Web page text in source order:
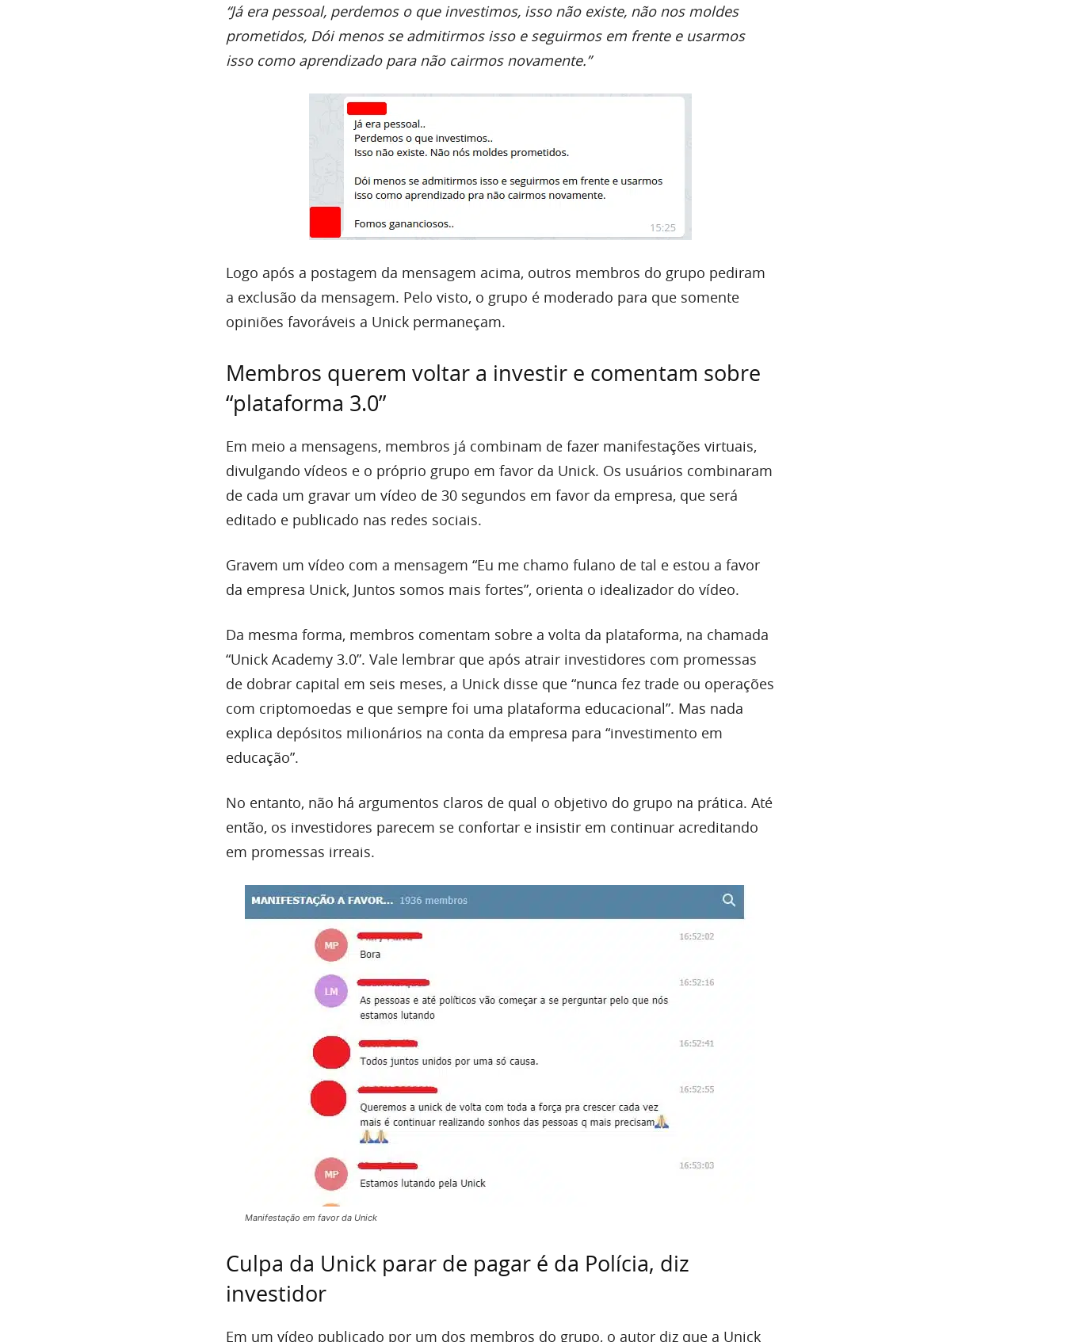
“Já era pessoal, perdemos o que investimos, isso não existe, não nos moldes
prometidos, Dói menos se admitirmos isso e seguirmos em frente e usarmos
isso como aprendizado para não cairmos novamente.”
Logo após a postagem da mensagem acima, outros membros do grupo pediram
a exclusão da mensagem. Pelo visto, o grupo é moderado para que somente
opiniões favoráveis a Unick permaneçam.
Membros querem voltar a investir e comentam sobre
“plataforma 3.0”
Em meio a mensagens, membros já combinam de fazer manifestações virtuais,
divulgando vídeos e o próprio grupo em favor da Unick. Os usuários combinaram
de cada um gravar um vídeo de 30 segundos em favor da empresa, que será
editado e publicado nas redes sociais.
Gravem um vídeo com a mensagem “Eu me chamo fulano de tal e estou a favor
da empresa Unick, Juntos somos mais fortes”, orienta o idealizador do vídeo.
Da mesma forma, membros comentam sobre a volta da plataforma, na chamada
“Unick Academy 3.0”. Vale lembrar que após atrair investidores com promessas
de dobrar capital em seis meses, a Unick disse que “nunca fez trade ou operações
com criptomoedas e que sempre foi uma plataforma educacional”. Mas nada
explica depósitos milionários na conta da empresa para “investimento em
educação”.
No entanto, não há argumentos claros de qual o objetivo do grupo na prática. Até
então, os investidores parecem se confortar e insistir em continuar acreditando
em promessas irreais.
Manifestação em favor da Unick
Culpa da Unick parar de pagar é da Polícia, diz
investidor
Em um vídeo publicado por um dos membros do grupo, o autor diz que a Unick